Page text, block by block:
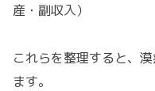
産・副収入）
これらを整理すると、
ます。